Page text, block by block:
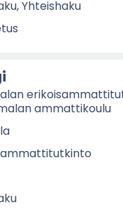
Yh­teis­ha­ku
am­mat­ti­kou­lu